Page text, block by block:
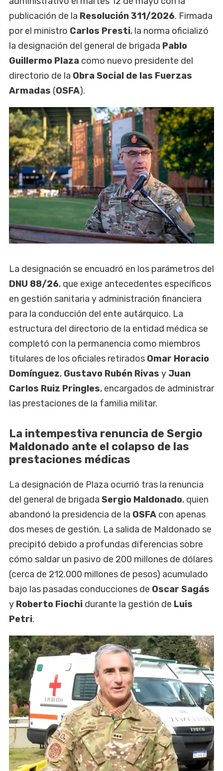
publicación de la Resolución 311/2026. Firmada
por el ministro Carlos Presti, la norma oficializó
la designación del general de brigada Pablo
Guillermo Plaza como nuevo presidente del
directorio de la Obra Social de las Fuerzas
Armadas (OSFA).
La designación se encuadró en los parámetros del
DNU 88/26, que exige antecedentes específicos
en gestión sanitaria y administración financiera
para la conducción del ente autárquico. La
estructura del directorio de la entidad médica se
completó con la permanencia como miembros
titulares de los oficiales retirados Omar Horacio
Domínguez, Gustavo Rubén Rivas y Juan
Carlos Ruiz Pringles, encargados de administrar
las prestaciones de la familia militar.
La intempestiva renuncia de Sergio
Maldonado ante el colapso de las
prestaciones médicas
La designación de Plaza ocurrió tras la renuncia
del general de brigada Sergio Maldonado, quien
abandonó la presidencia de la OSFA con apenas
dos meses de gestión. La salida de Maldonado se
precipitó debido a profundas diferencias sobre
cómo saldar un pasivo de 200 millones de dólares
(cerca de 212.000 millones de pesos) acumulado
bajo las pasadas conducciones de Oscar Sagás
y Roberto Fiochi durante la gestión de Luis
Petri.